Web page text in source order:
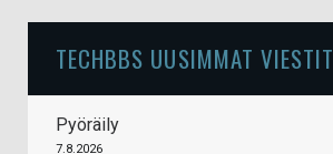
TECHBBS UUSIMMAT VIESTIT
Pyöräily
7.8.2026